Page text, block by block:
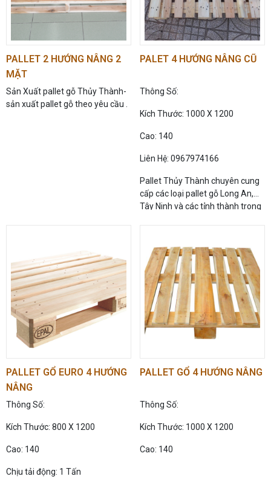
PALLET 2 HƯỚNG NÂNG 2
MẶT
Sản Xuất pallet gỗ Thủy Thành-
sản xuất pallet gỗ theo yêu cầu .
PALET 4 HƯỚNG NÂNG CŨ
Thông Số:
Kích Thước: 1000 X 1200
Cao: 140
Liên Hệ: 0967974166
Pallet Thủy Thành chuyên cung
cấp các loại pallet gỗ Long An,
Tây Ninh và các tỉnh thành trong
PALLET GỔ EURO 4 HƯỚNG
NÂNG
Thông Số:
Kích Thước: 800 X 1200
Cao: 140
Chịu tải động: 1 Tấn
PALLET GỔ 4 HƯỚNG NÂNG
Thông Số:
Kích Thước: 1000 X 1200
Cao: 140